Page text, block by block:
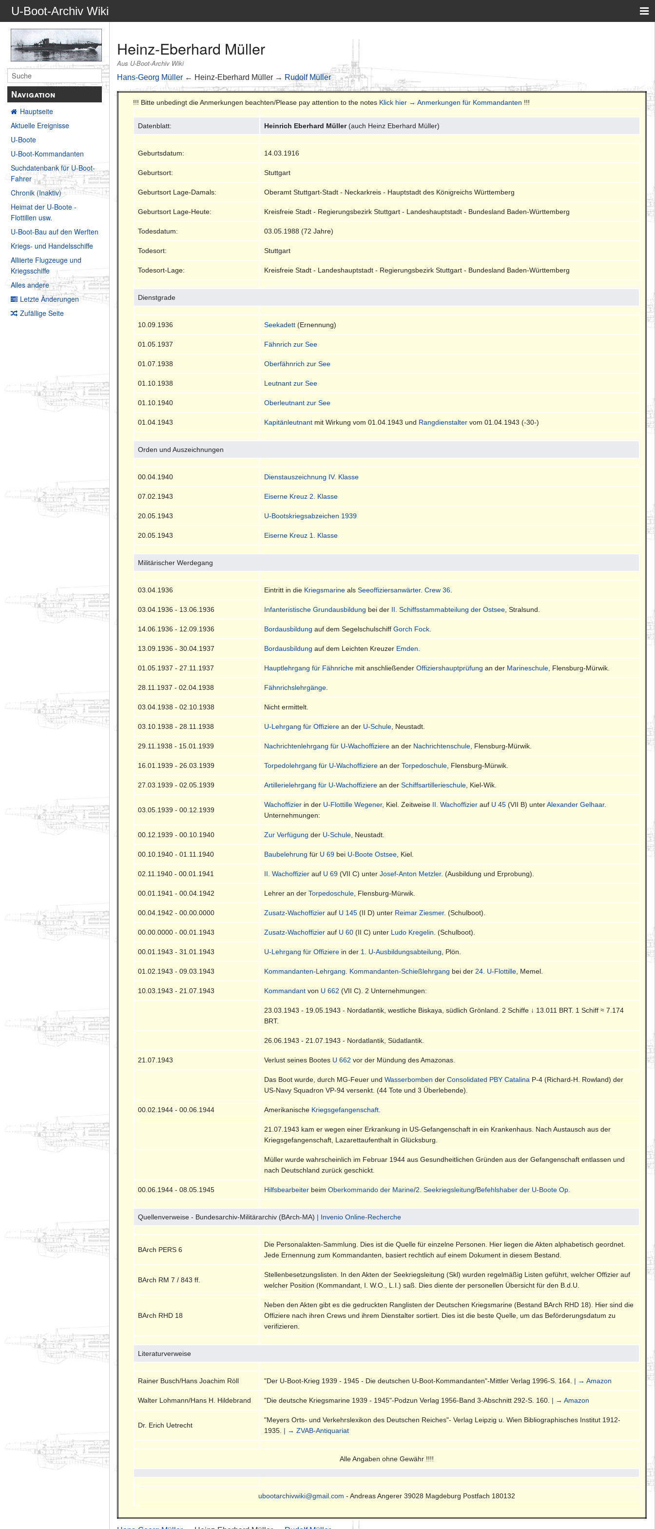
U-Boot-Archiv Wiki
Navigation
Hauptseite
Aktuelle Ereignisse
U-Boote
U-Boot-Kommandanten
Suchdatenbank für U-Boot-
Fahrer
Chronik (Inaktiv)
Heimat der U-Boote -
Flottillen usw.
U-Boot-Bau auf den Werften
Kriegs- und Handelsschiffe
Alliierte Flugzeuge und
Kriegsschiffe
Alles andere
Letzte Änderungen
Zufällige Seite
Heinz-Eberhard Müller
Aus U-Boot-Archiv Wiki
Hans-Georg Müller ← Heinz-Eberhard Müller → Rudolf Müller
!!! Bitte unbedingt die Anmerkungen beachten/Please pay attention to the notes Klick hier → Anmerkungen für Kommandanten !!!
Datenblatt: Heinrich Eberhard Müller(auch Heinz Eberhard Müller)
Geburtsdatum: 14.03.1916
Geburtsort: Stuttgart
Geburtsort Lage-Damals: Oberamt Stuttgart-Stadt - Neckarkreis - Hauptstadt des Königreichs Württemberg
Geburtsort Lage-Heute: Kreisfreie Stadt - Regierungsbezirk Stuttgart - Landeshauptstadt - Bundesland Baden-Württemberg
Todesdatum: 03.05.1988 (72 Jahre)
Todesort: Stuttgart
Todesort-Lage: Kreisfreie Stadt - Landeshauptstadt - Regierungsbezirk Stuttgart - Bundesland Baden-Württemberg
Dienstgrade
10.09.1936 Seekadett (Ernennung)
01.05.1937 Fähnrich zur See
01.07.1938 Oberfähnrich zur See
01.10.1938 Leutnant zur See
01.10.1940 Oberleutnant zur See
01.04.1943 Kapitänleutnant mit Wirkung vom 01.04.1943 und Rangdienstalter vom 01.04.1943 (-30-)
Orden und Auszeichnungen
00.04.1940 Dienstauszeichnung IV. Klasse
07.02.1943 Eiserne Kreuz 2. Klasse
20.05.1943 U-Bootskriegsabzeichen 1939
20.05.1943 Eiserne Kreuz 1. Klasse
Militärischer Werdegang
03.04.1936 Eintritt in die Kriegsmarine alsSeeoffiziersanwärter.Crew 36
03.04.1936 - 13.06.1936 Infanteristische Grundausbildung bei der II. Schiffsstammabteilung der Ostsee , Stralsund.
14.06.1936 - 12.09.1936 Bordausbildung auf dem SegelschulschiffGorch Fock
13.09.1936 - 30.04.1937 Bordausbildung auf dem Leichten Kreuzer Emden
01.05.1937 - 27.11.1937 Hauptlehrgang für Fähnriche mit anschließenderOffiziershauptprüfung an der Marineschule , Flensburg-Mürwik.
28.11.1937 - 02.04.1938 Fähnrichslehrgänge
03.04.1938 - 02.10.1938 Nicht ermittelt.
03.10.1938 - 28.11.1938 U-Lehrgang für Offiziere an der U-Schule , Neustadt.
29.11.1938 - 15.01.1939 Nachrichtenlehrgang für U-Wachoffiziere an der Nachrichtenschule , Flensburg-Mürwik.
16.01.1939 - 26.03.1939 Torpedolehrgang für U-Wachoffiziere an derTorpedoschule , Flensburg-Mürwik.
27.03.1939 - 02.05.1939 Artillerielehrgang für U-Wachoffiziere an derSchiffsartillerieschule , Kiel-Wik.
03.05.1939 - 00.12.1939
Wachoffizier in der U-Flottille Wegener, Kiel. Zeitweise II. Wachoffizier auf U 45 (VII B) unterAlexander Gelhaar.
Unternehmungen:
00.12.1939 - 00.10.1940 Zur Verfügung der U-Schule , Neustadt.
00.10.1940 - 01.11.1940 Baubelehrung für U 69 bei U-Boote Ostsee , Kiel.
02.11.1940 - 00.01.1941 II. Wachoffizier auf U 69 (VII C) unterJosef-Anton Metzler. (Ausbildung und Erprobung).
00.01.1941 - 00.04.1942 Lehrer an derTorpedoschule , Flensburg-Mürwik.
00.04.1942 - 00.00.0000 Zusatz-Wachoffizier auf U 145 (II D) unter Reimar Ziesmer. (Schulboot).
00.00.0000 - 00.01.1943 Zusatz-Wachoffizier auf U 60 (II C) unter Ludo Kregelin . (Schulboot).
00.01.1943 - 31.01.1943 U-Lehrgang für Offiziere in der 1. U-Ausbildungsabteilung , Plön.
01.02.1943 - 09.03.1943 Kommandanten-Lehrgang Kommandanten-Schießlehrgang bei der 24. U-Flottille , Memel.
10.03.1943 - 21.07.1943 Kommandant von U 662 (VII C). 2 Unternehmungen:
23.03.1943 - 19.05.1943 - Nordatlantik, westliche Biskaya, südlich Grönland. 2 Schiffe ↓ 13.011 BRT. 1 Schiff ≈ 7.174
BRT.
26.06.1943 - 21.07.1943 - Nordatlantik, Südatlantik.
21.07.1943 Verlust seines Bootes U 662 vor der Mündung des Amazonas.
Das Boot wurde, durch MG-Feuer undWasserbomben derConsolidated PBY Catalina P-4 (Richard-H. Rowland) der
US-Navy Squadron VP-94 versenkt. (44 Tote und 3 Überlebende).
00.02.1944 - 00.06.1944 Amerikanische Kriegsgefangenschaft
21.07.1943 kam er wegen einer Erkrankung in US-Gefangenschaft in ein Krankenhaus. Nach Austausch aus der
Kriegsgefangenschaft, Lazarettaufenthalt in Glücksburg.
Müller wurde wahrscheinlich im Februar 1944 aus Gesundheitlichen Gründen aus der Gefangenschaft entlassen und
nach Deutschland zurück geschickt.
00.06.1944 - 08.05.1945 Hilfsbearbeiter beimOberkommando der Marine/2. Seekriegsleitung/Befehlshaber der U-Boote Op.
Quellenverweise - Bundesarchiv-Militärarchiv (BArch-MA) | Invenio Online-Recherche
BArch PERS 6
Die Personalakten-Sammlung. Dies ist die Quelle für einzelne Personen. Hier liegen die Akten alphabetisch geordnet.
Jede Ernennung zum Kommandanten, basiert rechtlich auf einem Dokument in diesem Bestand.
BArch RM 7 / 843 ff.
Stellenbesetzungslisten. In den Akten der Seekriegsleitung (Skl) wurden regelmäßig Listen geführt, welcher Offizier auf
welcher Position (Kommandant, I. W.O., L.I.) saß. Dies diente der personellen Übersicht für den B.d.U.
BArch RHD 18
Neben den Akten gibt es die gedruckten Ranglisten der Deutschen Kriegsmarine (Bestand BArch RHD 18). Hier sind die
Offiziere nach ihren Crews und ihrem Dienstalter sortiert. Dies ist die beste Quelle, um das Beförderungsdatum zu
verifizieren.
Literaturverweise
Rainer Busch/Hans Joachim Röll "Der U-Boot-Krieg 1939 - 1945 - Die deutschen U-Boot-Kommandanten"-Mittler Verlag 1996-S. 164. | → Amazon
Walter Lohmann/Hans H. Hildebrand "Die deutsche Kriegsmarine 1939 - 1945"-Podzun Verlag 1956-Band 3-Abschnitt 292-S. 160. | → Amazon
Dr. Erich Uetrecht
"Meyers Orts- und Verkehrslexikon des Deutschen Reiches"- Verlag Leipzig u. Wien Bibliographisches Institut 1912-
1935. | → ZVAB-Antiquariat
Alle Angaben ohne Gewähr !!!!
ubootarchivwiki@gmail.com - Andreas Angerer 39028 Magdeburg Postfach 180132